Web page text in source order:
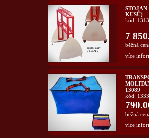
KUSŮ)
kód:
7
běžná
více
13089
kód:
běžná
více